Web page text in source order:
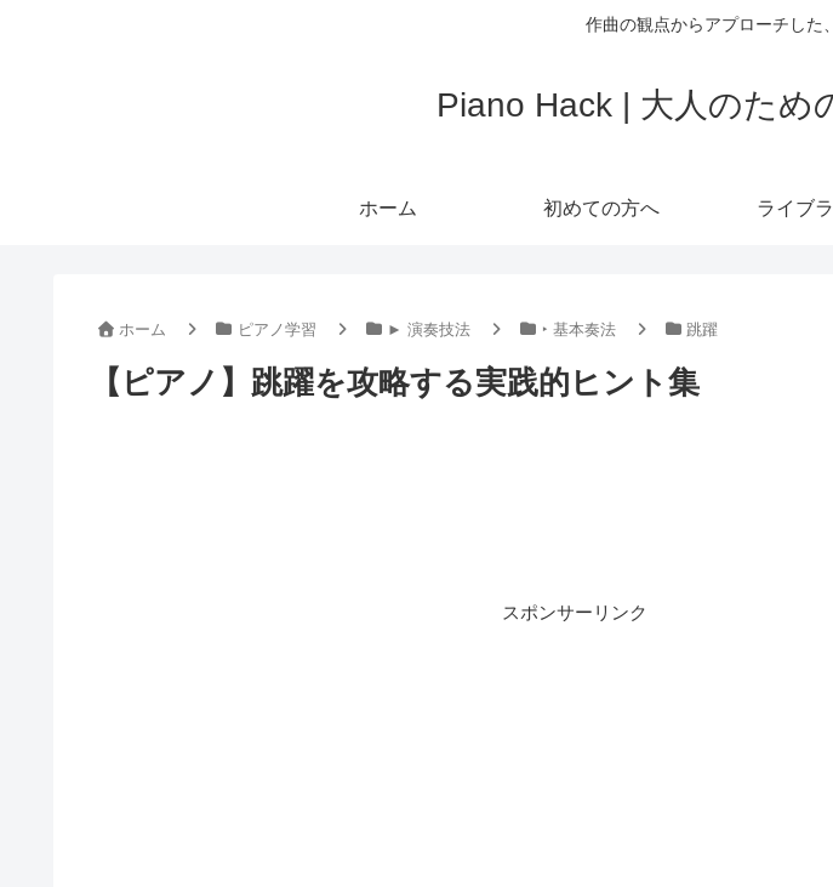
作曲の観点からアプローチした
Piano Hack | 大人のため
ホーム 初めての方へ ライブ
ホーム ピアノ学習 ► 演奏技法 ‣ 基本奏法 跳躍
【ピアノ】跳躍を攻略する実践的ヒント集
スポンサーリンク